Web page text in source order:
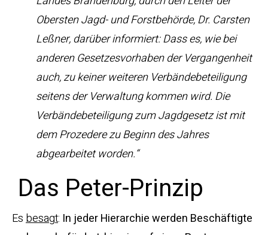
Obersten Jagd- und Forstbehörde, Dr. Carsten
Leßner, darüber informiert: Dass es, wie bei
anderen Gesetzesvorhaben der Vergangenheit
auch, zu keiner weiteren Verbändebeteiligung
seitens der Verwaltung kommen wird. Die
Verbändebeteiligung zum Jagdgesetz ist mit
dem Prozedere zu Beginn des Jahres
abgearbeitet worden.“
Das Peter-Prinzip
Esbesagt: In jeder Hierarchie werden Beschäftigte